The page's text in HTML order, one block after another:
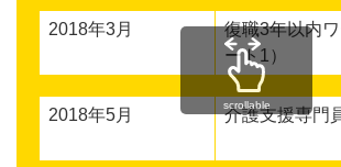
2018年3月
復職3年以内
ート1）
2018年5月 介護支援専門
scrollable